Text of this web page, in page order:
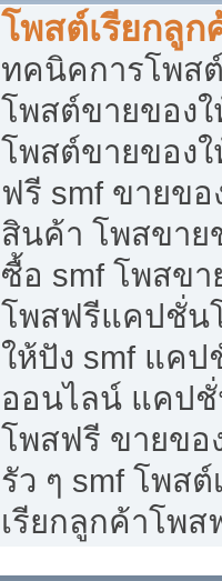
โพสต์เรียกลูก
ทคนิคการโพส
โพสต์ขายของ
โพสต์ขายของ
ฟรี smf ขายข
สินค้า โพสขาย
ซื้อ smf โพสข
โพสฟรีแคปชั่น
ให้ปัง smf แค
ออนไลน์ แคป
โพสฟรี ขายขอ
รัว ๆ smf โพส
เรียกลูกค้าโพส